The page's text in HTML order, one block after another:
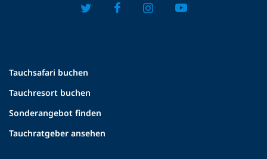
Tauchsafari buchen
Tauchresort buchen
Sonderangebot finden
Tauchratgeber ansehen